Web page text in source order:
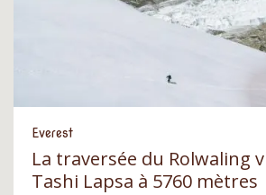
Everest
La traversée du Rolwaling
Tashi Lapsa à 5760 mètres